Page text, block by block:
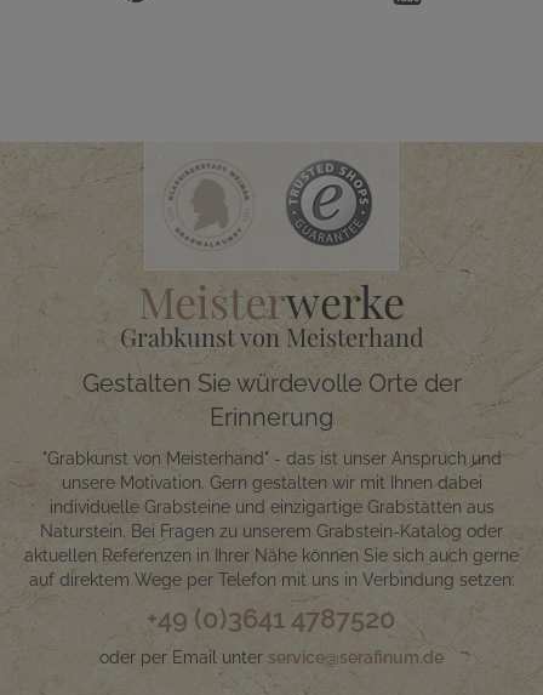
Meisterwerke
Grabkunst von Meisterhand
Gestalten Sie würdevolle Orte der
Erinnerung
"Grabkunst von Meisterhand" - das ist unser Anspruch und
unsere Motivation. Gern gestalten wir mit Ihnen dabei
individuelle Grabsteine und einzigartige Grabstätten aus
Naturstein. Bei Fragen zu unserem Grabstein-Katalog oder
aktuellen Referenzen in Ihrer Nähe können Sie sich auch gerne
auf direktem Wege per Telefon mit uns in Verbindung setzen:
+49 (0)3641 4787520
oder per Email unter service@serafinum.de